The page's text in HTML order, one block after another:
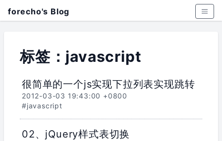
forecho's Blog
标签：javascript
很简单的一个js实现下拉列表实现跳转
2012-03-03 19:43:00 +0800
#javascript
02、jQuery样式表切换